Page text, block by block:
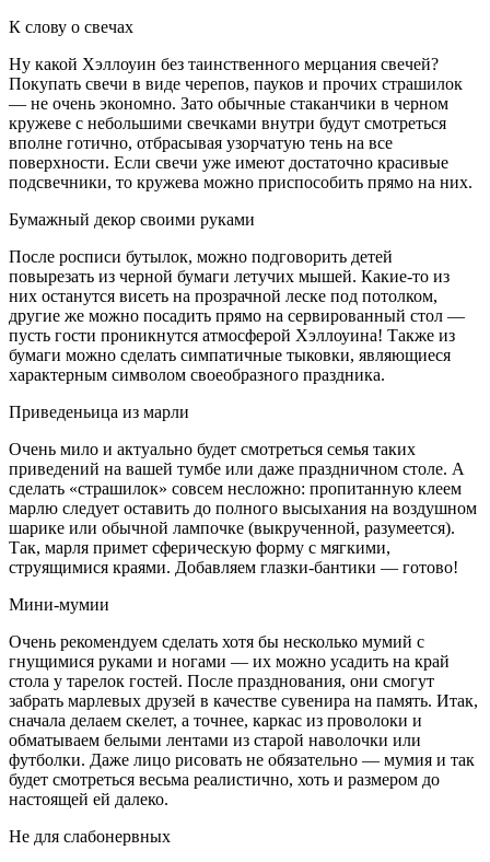
К слову о свечах
Ну какой Хэллоуин без таинственного мерцания свечей?
Покупать свечи в виде черепов, пауков и прочих страшилок
— не очень экономно. Зато обычные стаканчики в черном
кружеве с небольшими свечками внутри будут смотреться
вполне готично, отбрасывая узорчатую тень на все
поверхности. Если свечи уже имеют достаточно красивые
подсвечники, то кружева можно приспособить прямо на них.
Бумажный декор своими руками
После росписи бутылок, можно подговорить детей
повырезать из черной бумаги летучих мышей. Какие-то из
них останутся висеть на прозрачной леске под потолком,
другие же можно посадить прямо на сервированный стол —
пусть гости проникнутся атмосферой Хэллоуина! Также из
бумаги можно сделать симпатичные тыковки, являющиеся
характерным символом своеобразного праздника.
Приведеньица из марли
Очень мило и актуально будет смотреться семья таких
приведений на вашей тумбе или даже праздничном столе. А
сделать «страшилок» совсем несложно: пропитанную клеем
марлю следует оставить до полного высыхания на воздушном
шарике или обычной лампочке (выкрученной, разумеется).
Так, марля примет сферическую форму с мягкими,
струящимися краями. Добавляем глазки-бантики — готово!
Мини-мумии
Очень рекомендуем сделать хотя бы несколько мумий с
гнущимися руками и ногами — их можно усадить на край
стола у тарелок гостей. После празднования, они смогут
забрать марлевых друзей в качестве сувенира на память. Итак,
сначала делаем скелет, а точнее, каркас из проволоки и
обматываем белыми лентами из старой наволочки или
футболки. Даже лицо рисовать не обязательно — мумия и так
будет смотреться весьма реалистично, хоть и размером до
настоящей ей далеко.
Не для слабонервных